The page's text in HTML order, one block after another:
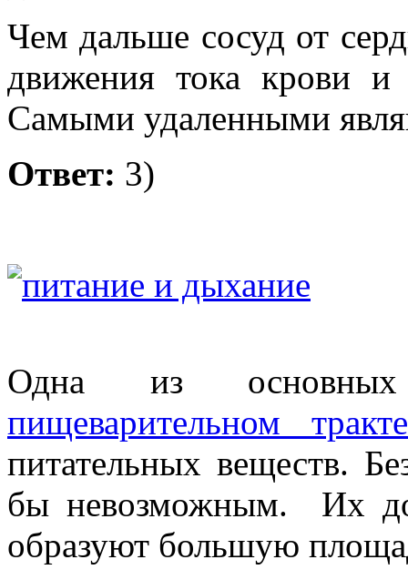
Чем дальше сосуд от
движения тока крови
Самыми удаленными
Ответ: 3)
Одна из
пищеварительном
питательных веществ.
бы невозможным. Их
образуют большую